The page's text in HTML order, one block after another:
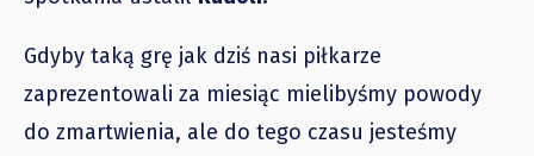
Gdyby taką grę jak dziś nasi piłkarze
zaprezentowali za miesiąc mielibyśmy powody
do zmartwienia, ale do tego czasu jesteśmy